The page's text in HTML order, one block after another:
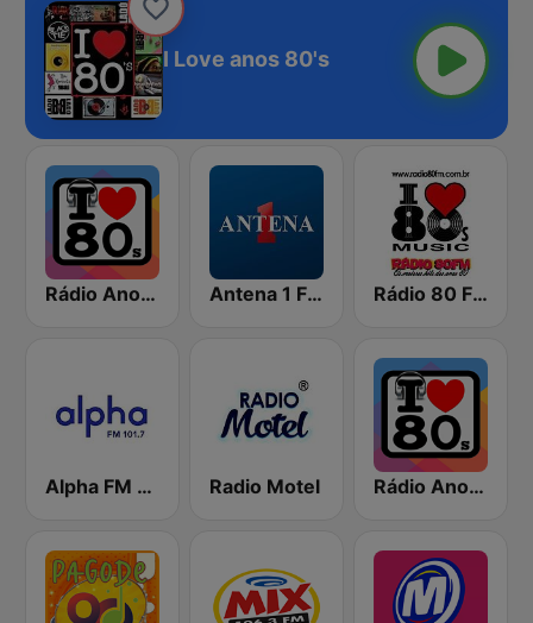
I Love anos 80's
Rádio Anos 80 Antena 1 FM Rádio 80 FM - Anos 80
Alpha FM 101.7 Radio Motel Rádio Anos 80s